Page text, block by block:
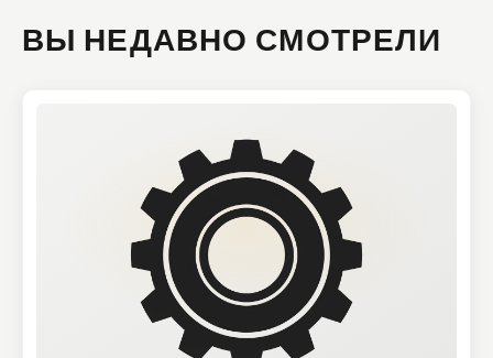
ВЫ НЕДАВНО СМОТРЕЛИ